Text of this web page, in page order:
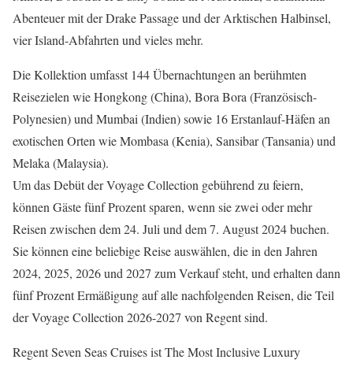
Abenteuer mit der Drake Passage und der Arktischen Halbinsel,
vier Island-Abfahrten und vieles mehr.
Die Kollektion umfasst 144 Übernachtungen an berühmten
Reisezielen wie Hongkong (China), Bora Bora (Französisch-
Polynesien) und Mumbai (Indien) sowie 16 Erstanlauf-Häfen an
exotischen Orten wie Mombasa (Kenia), Sansibar (Tansania) und
Melaka (Malaysia).
Um das Debüt der Voyage Collection gebührend zu feiern,
können Gäste fünf Prozent sparen, wenn sie zwei oder mehr
Reisen zwischen dem 24. Juli und dem 7. August 2024 buchen.
Sie können eine beliebige Reise auswählen, die in den Jahren
2024, 2025, 2026 und 2027 zum Verkauf steht, und erhalten dann
fünf Prozent Ermäßigung auf alle nachfolgenden Reisen, die Teil
der Voyage Collection 2026-2027 von Regent sind.
Regent Seven Seas Cruises ist The Most Inclusive Luxury